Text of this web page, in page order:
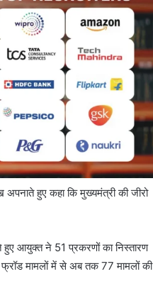
हुए कहा कि मुख्यमंत्री की जीरो
हुए आयुक्त ने 51 प्रकरणों का निस्तारण
मामलों में से अब तक 77 मामलों की